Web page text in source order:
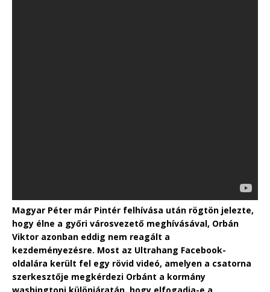
Magyar Péter már Pintér felhívása után rögtön jelezte,
hogy élne a győri városvezető meghívásával, Orbán
Viktor azonban eddig nem reagált a
kezdeményezésre. Most az Ultrahang Facebook-
oldalára került fel egy rövid videó, amelyen a csatorna
szerkesztője megkérdezi Orbánt a kormány